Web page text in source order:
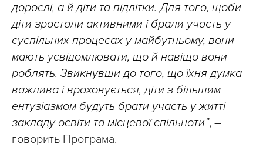
дорослі, а й діти та підлітки. Для того, щоби
діти зростали активними і брали участь у
суспільних процесах у майбутньому, вони
мають усвідомлювати, що й навіщо вони
роблять. Звикнувши до того, що їхня думка
важлива і враховується, діти з більшим
ентузіазмом будуть брати участь у житті
закладу освіти та місцевої спільноти”, –
говорить Програма.